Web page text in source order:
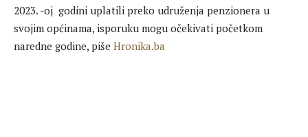
2023. -oj godini uplatili preko udruženja penzionera u
svojim općinama, isporuku mogu očekivati početkom
naredne godine, piše Hronika.ba